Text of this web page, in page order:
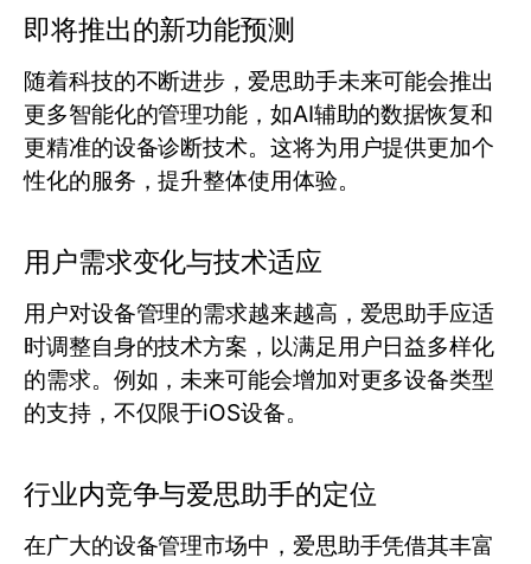
即将推出的新功能预测
随着科技的不断进步，爱思助手未来可能会推出
更多智能化的管理功能，如AI辅助的数据恢复和
更精准的设备诊断技术。这将为用户提供更加个
性化的服务，提升整体使用体验。
用户需求变化与技术适应
用户对设备管理的需求越来越高，爱思助手应适
时调整自身的技术方案，以满足用户日益多样化
的需求。例如，未来可能会增加对更多设备类型
的支持，不仅限于iOS设备。
行业内竞争与爱思助手的定位
在广大的设备管理市场中，爱思助手凭借其丰富